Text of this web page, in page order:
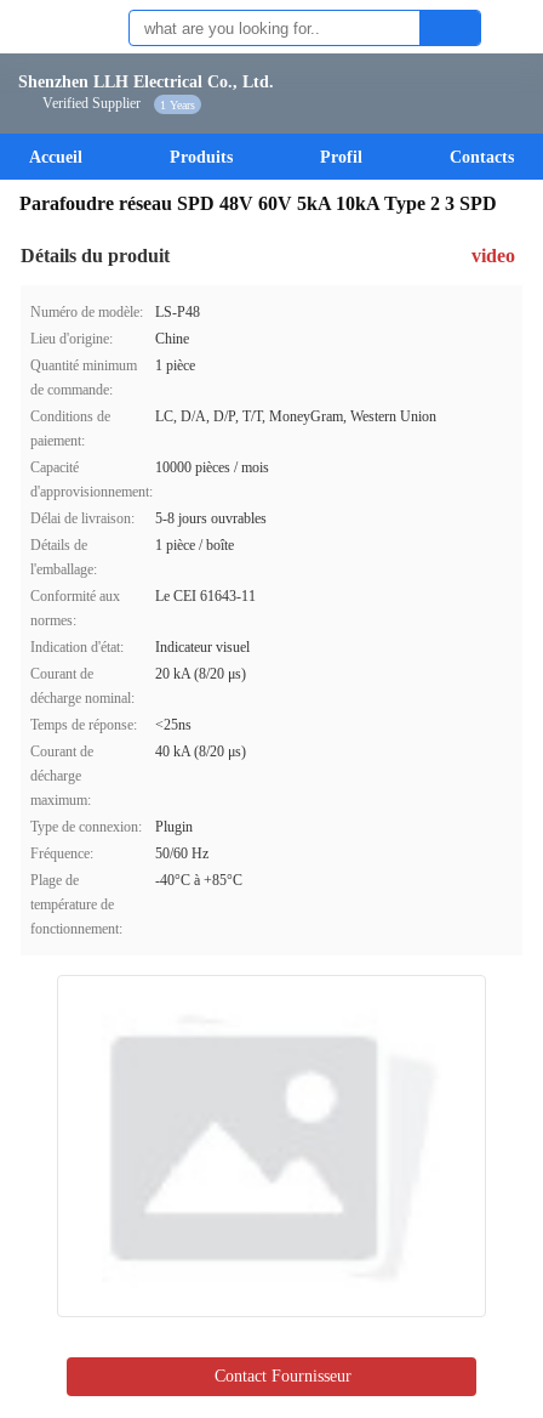
Shenzhen LLH Electrical Co., Ltd.
Verified Supplier 1 Years
Accueil Produits Profil Contacts
Parafoudre réseau SPD 48V 60V 5kA 10kA Type 2 3 SPD
Détails du produit video
Numéro de modèle:
LS-P48
Lieu d'origine:
Chine
Quantité minimum
de commande:
1 pièce
Conditions de
paiement:
LC, D/A, D/P, T/T, MoneyGram, Western Union
Capacité
d'approvisionnement:
10000 pièces / mois
Délai de livraison:
5-8 jours ouvrables
Détails de
l'emballage:
1 pièce / boîte
Conformité aux
normes:
Le CEI 61643-11
Indication d'état:
Indicateur visuel
Courant de
décharge nominal:
20 kA (8/20 μs)
Temps de réponse:
<25ns
Courant de
décharge
maximum:
40 kA (8/20 μs)
Type de connexion:
Plugin
Fréquence:
50/60 Hz
Plage de
température de
fonctionnement:
-40°C à +85°C
Contact Fournisseur